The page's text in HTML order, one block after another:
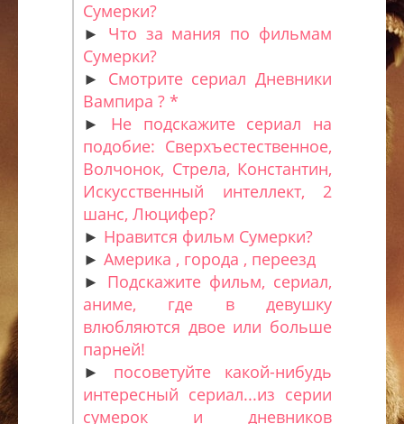
Сумерки?
► Что за мания по фильмам
Сумерки?
► Смотрите сериал Дневники
Вампира ? *
► Не подскажите сериал на
подобие: Сверхъестественное,
Волчонок, Стрела, Константин,
Искусственный интеллект, 2
шанс, Люцифер?
► Нравится фильм Сумерки?
► Америка , города , переезд
► Подскажите фильм, сериал,
аниме, где в девушку
влюбляются двое или больше
парней!
► посоветуйте какой-нибудь
интересный сериал...из серии
сумерок и дневников